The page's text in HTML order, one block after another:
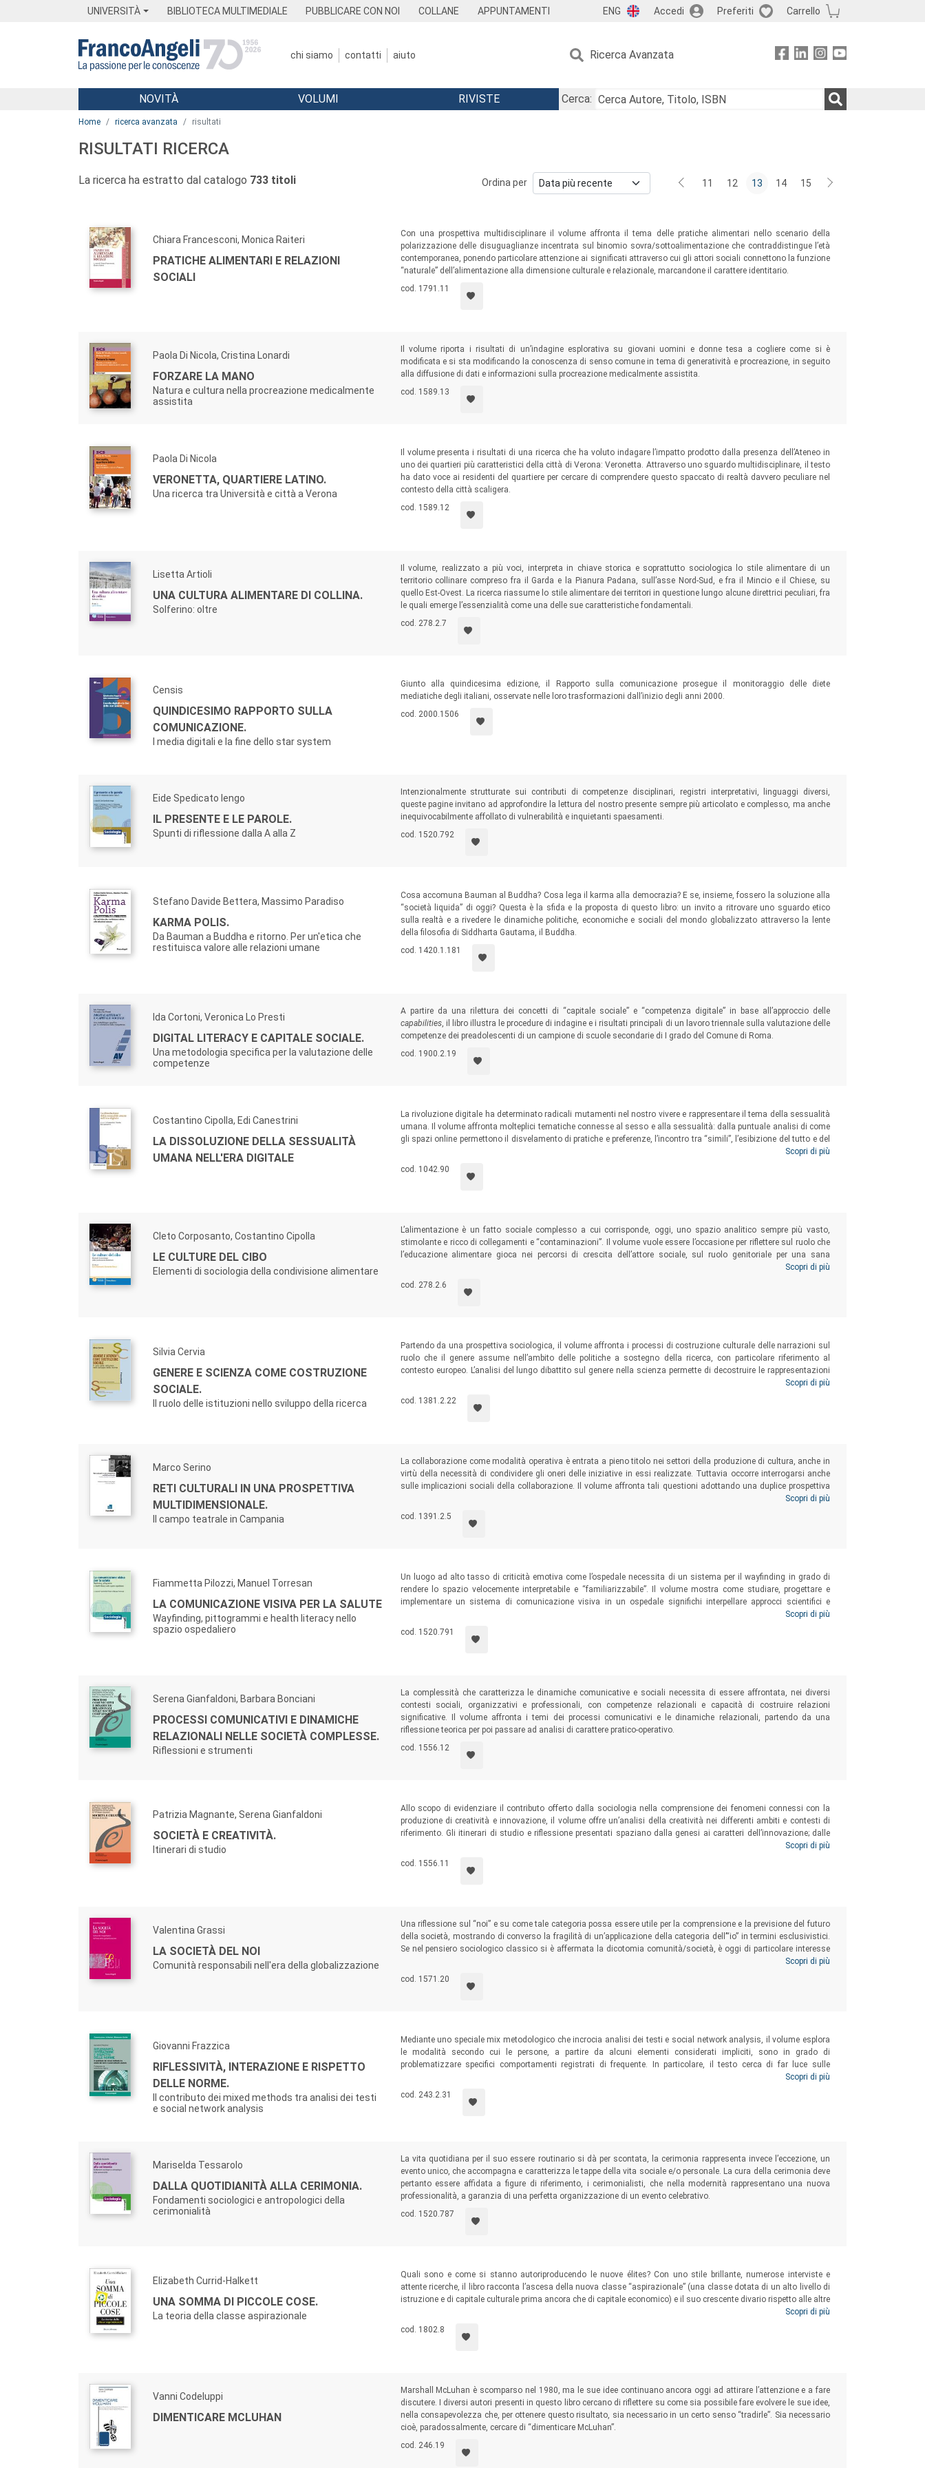
UNIVERSITÀ BIBLIOTECA MULTIMEDIALE PUBBLICARE CON NOI COLLANE APPUNTAMENTI ENG Accedi Preferiti Carrello
chi siamo contatti aiuto Ricerca Avanzata
Menu
NOVITÀ VOLUMI RIVISTE
Cerca:
Home ricerca avanzata risultati
RISULTATI RICERCA
La ricerca ha estratto dal catalogo 733 titoli Ordina per 11 12 13 14 15
Chiara Francesconi, Monica Raiteri
PRATICHE ALIMENTARI E RELAZIONI
SOCIALI
Con una prospettiva multidisciplinare il volume affronta il tema delle pratiche alimentari nello scenario della
polarizzazione delle disuguaglianze incentrata sul binomio sovra/sottoalimentazione che contraddistingue l’età
contemporanea, ponendo particolare attenzione ai significati attraverso cui gli attori sociali connettono la funzione
“naturale” dell’alimentazione alla dimensione culturale e relazionale, marcandone il carattere identitario.
cod. 1791.11
Paola Di Nicola, Cristina Lonardi
FORZARE LA MANO
Natura e cultura nella procreazione medicalmente
assistita
Il volume riporta i risultati di un’indagine esplorativa su giovani uomini e donne tesa a cogliere come si è
modificata e si sta modificando la conoscenza di senso comune in tema di generatività e procreazione, in seguito
alla diffusione di dati e informazioni sulla procreazione medicalmente assistita.
cod. 1589.13
Paola Di Nicola
VERONETTA, QUARTIERE LATINO.
Una ricerca tra Università e città a Verona
Il volume presenta i risultati di una ricerca che ha voluto indagare l’impatto prodotto dalla presenza dell’Ateneo in
uno dei quartieri più caratteristici della città di Verona: Veronetta. Attraverso uno sguardo multidisciplinare, il testo
ha dato voce ai residenti del quartiere per cercare di comprendere questo spaccato di realtà davvero peculiare nel
contesto della città scaligera.
cod. 1589.12
Lisetta Artioli
UNA CULTURA ALIMENTARE DI COLLINA.
Solferino: oltre
Il volume, realizzato a più voci, interpreta in chiave storica e soprattutto sociologica lo stile alimentare di un
territorio collinare compreso fra il Garda e la Pianura Padana, sull’asse Nord-Sud, e fra il Mincio e il Chiese, su
quello Est-Ovest. La ricerca riassume lo stile alimentare dei territori in questione lungo alcune direttrici peculiari, fra
le quali emerge l’essenzialità come una delle sue caratteristiche fondamentali.
cod. 278.2.7
Censis
QUINDICESIMO RAPPORTO SULLA
COMUNICAZIONE.
I media digitali e la fine dello star system
Giunto alla quindicesima edizione, il Rapporto sulla comunicazione prosegue il monitoraggio delle diete
mediatiche degli italiani, osservate nelle loro trasformazioni dall’inizio degli anni 2000.
cod. 2000.1506
Eide Spedicato Iengo
IL PRESENTE E LE PAROLE.
Spunti di riflessione dalla A alla Z
Intenzionalmente strutturate sui contributi di competenze disciplinari, registri interpretativi, linguaggi diversi,
queste pagine invitano ad approfondire la lettura del nostro presente sempre più articolato e complesso, ma anche
inequivocabilmente affollato di vulnerabilità e inquietanti spaesamenti.
cod. 1520.792
Stefano Davide Bettera, Massimo Paradiso
KARMA POLIS.
Da Bauman a Buddha e ritorno. Per un'etica che
restituisca valore alle relazioni umane
Cosa accomuna Bauman al Buddha? Cosa lega il karma alla democrazia? E se, insieme, fossero la soluzione alla
“società liquida” di oggi? Questa è la sfida e la proposta di questo libro: un invito a ritrovare uno sguardo etico
sulla realtà e a rivedere le dinamiche politiche, economiche e sociali del mondo globalizzato attraverso la lente
della filosofia di Siddharta Gautama, il Buddha.
cod. 1420.1.181
Ida Cortoni, Veronica Lo Presti
DIGITAL LITERACY E CAPITALE SOCIALE.
Una metodologia specifica per la valutazione delle
competenze
A partire da una rilettura dei concetti di “capitale sociale” e “competenza digitale” in base all’approccio delle
capabilities, il libro illustra le procedure di indagine e i risultati principali di un lavoro triennale sulla valutazione delle
competenze dei preadolescenti di un campione di scuole secondarie di I grado del Comune di Roma.
cod. 1900.2.19
Costantino Cipolla, Edi Canestrini
LA DISSOLUZIONE DELLA SESSUALITÀ
UMANA NELL'ERA DIGITALE
La rivoluzione digitale ha determinato radicali mutamenti nel nostro vivere e rappresentare il tema della sessualità
umana. Il volume affronta molteplici tematiche connesse al sesso e alla sessualità: dalla puntuale analisi di come
gli spazi online permettono il disvelamento di pratiche e preferenze, l’incontro tra “simili”, l’esibizione del tutto e del
niente, il testo ci conduce all’analisi di pratiche illegali eppure perfettamente “normalizzate” all’interno del web, sino
ad arrivare a una presentazione di ciò che ci promettono le nuove tecnologie nel futuro.
Scopri di più
cod. 1042.90
Cleto Corposanto, Costantino Cipolla
LE CULTURE DEL CIBO
Elementi di sociologia della condivisione alimentare
L’alimentazione è un fatto sociale complesso a cui corrisponde, oggi, uno spazio analitico sempre più vasto,
stimolante e ricco di collegamenti e “contaminazioni”. Il volume vuole essere l’occasione per riflettere sul ruolo che
l’educazione alimentare gioca nei percorsi di crescita dell’attore sociale, sul ruolo genitoriale per una sana
alimentazione, sulle problematiche odierne riferite a stili di vita poco salutari, sulle certificazioni alimentari e sul
rapporto tra cibo e religione.
Scopri di più
cod. 278.2.6
Silvia Cervia
GENERE E SCIENZA COME COSTRUZIONE
SOCIALE.
Il ruolo delle istituzioni nello sviluppo della ricerca
Partendo da una prospettiva sociologica, il volume affronta i processi di costruzione culturale delle narrazioni sul
ruolo che il genere assume nell’ambito delle politiche a sostegno della ricerca, con particolare riferimento al
contesto europeo. L’analisi del lungo dibattito sul genere nella scienza permette di decostruire le rappresentazioni
offerte dai due principali protagonisti, gli organismi governativi e le autorità accademiche. Le pratiche discorsive e
istituzionali che sostanziano tali rappresentazioni costituiscono l’ambito di interesse principale del testo.
Scopri di più
cod. 1381.2.22
Marco Serino
RETI CULTURALI IN UNA PROSPETTIVA
MULTIDIMENSIONALE.
Il campo teatrale in Campania
La collaborazione come modalità operativa è entrata a pieno titolo nei settori della produzione di cultura, anche in
virtù della necessità di condividere gli oneri delle iniziative in essi realizzate. Tuttavia occorre interrogarsi anche
sulle implicazioni sociali della collaborazione. Il volume affronta tali questioni adottando una duplice prospettiva
teorica e metodologica applicata a una ricerca sulle reti di coproduzione tra imprese teatrali operanti in Campania.
Scopri di più
cod. 1391.2.5
Fiammetta Pilozzi, Manuel Torresan
LA COMUNICAZIONE VISIVA PER LA SALUTE
Wayfinding, pittogrammi e health literacy nello
spazio ospedaliero
Un luogo ad alto tasso di criticità emotiva come l’ospedale necessita di un sistema per il wayfinding in grado di
rendere lo spazio velocemente interpretabile e “familiarizzabile”. Il volume mostra come studiare, progettare e
implementare un sistema di comunicazione visiva in un ospedale significhi interpellare approcci scientifici e
competenze eterogenei. Lo studio illustra quindi il nuovo set di pittogrammi per la comunicazione sanitaria L’Isola
dei pittogrammi
multiculturale) italiano.
Scopri di più
cod. 1520.791
Serena Gianfaldoni, Barbara Bonciani
PROCESSI COMUNICATIVI E DINAMICHE
RELAZIONALI NELLE SOCIETÀ COMPLESSE.
Riflessioni e strumenti
La complessità che caratterizza le dinamiche comunicative e sociali necessita di essere affrontata, nei diversi
contesti sociali, organizzativi e professionali, con competenze relazionali e capacità di costruire relazioni
significative. Il volume affronta i temi dei processi comunicativi e le dinamiche relazionali, partendo da una
riflessione teorica per poi passare ad analisi di carattere pratico-operativo.
cod. 1556.12
Patrizia Magnante, Serena Gianfaldoni
SOCIETÀ E CREATIVITÀ.
Itinerari di studio
Allo scopo di evidenziare il contributo offerto dalla sociologia nella comprensione dei fenomeni connessi con la
produzione di creatività e innovazione, il volume offre un’analisi della creatività nei differenti ambiti e contesti di
riferimento. Gli itinerari di studio e riflessione presentati spaziano dalla genesi ai caratteri dell’innovazione; dalle
riflessioni teoriche alle applicazioni pratiche; dalla dimensione micro alle implicazioni sociali; dalle dinamiche
formative alle problematiche organizzative.
Scopri di più
cod. 1556.11
Valentina Grassi
LA SOCIETÀ DEL NOI
Comunità responsabili nell'era della globalizzazione
Una riflessione sul “noi” e su come tale categoria possa essere utile per la comprensione e la previsione del futuro
della società, mostrando di converso la fragilità di un’applicazione della categoria dell’“io” in termini esclusivistici.
Se nel pensiero sociologico classico si è affermata la dicotomia comunità/società, è oggi di particolare interesse
chiedersi se ci sono espressioni della comunità che resistono, riemergono o assumono nuove forme in epoca
postmoderna, un’epoca che alla globalizzazione pervasiva accosta una persistente “voglia di comunità”.
Scopri di più
cod. 1571.20
Giovanni Frazzica
RIFLESSIVITÀ, INTERAZIONE E RISPETTO
DELLE NORME.
Il contributo dei mixed methods tra analisi dei testi
e social network analysis
Mediante uno speciale mix metodologico che incrocia analisi dei testi e social network analysis, il volume esplora
le modalità secondo cui le persone, a partire da alcuni elementi considerati impliciti, sono in grado di
problematizzare specifici comportamenti registrati di frequente. In particolare, il testo cerca di far luce sulle
dinamiche che hanno luogo nel momento in cui “tipi riflessivi” diversi sono chiamati a confrontarsi su
comportamenti che violano sistematicamente alcune norme giuridiche, ma che pare non incorrano in alcuna
Scopri di più
cod. 243.2.31
Mariselda Tessarolo
DALLA QUOTIDIANITÀ ALLA CERIMONIA.
Fondamenti sociologici e antropologici della
cerimonialità
La vita quotidiana per il suo essere routinario si dà per scontata, la cerimonia rappresenta invece l’eccezione, un
evento unico, che accompagna e caratterizza le tappe della vita sociale e/o personale. La cura della cerimonia deve
pertanto essere affidata a figure di riferimento, i cerimonialisti, che nella modernità rappresentano una nuova
professionalità, a garanzia di una perfetta organizzazione di un evento celebrativo.
cod. 1520.787
Elizabeth Currid-Halkett
UNA SOMMA DI PICCOLE COSE.
La teoria della classe aspirazionale
Quali sono e come si stanno autoriproducendo le nuove élites? Con uno stile brillante, numerose interviste e
attente ricerche, il libro racconta l’ascesa della nuova classe “aspirazionale” (una classe dotata di un alto livello di
istruzione e di capitale culturale prima ancora che di capitale economico) e il suo crescente divario rispetto alle altre
classi sociali. Scelto da The Economist come Best Books 2017, è una lettura per chiunque voglia comprendere la
vita delle moderne città e la loro cultura.
Scopri di più
cod. 1802.8
Vanni Codeluppi
DIMENTICARE MCLUHAN
Marshall McLuhan è scomparso nel 1980, ma le sue idee continuano ancora oggi ad attirare l’attenzione e a fare
discutere. I diversi autori presenti in questo libro cercano di riflettere su come sia possibile fare evolvere le sue idee,
nella consapevolezza che, per ottenere questo risultato, sia necessario in un certo senso “tradirle”. Sia necessario
cioè, paradossalmente, cercare di “dimenticare McLuhan”.
cod. 246.19